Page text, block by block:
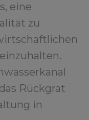
eine
zu
Rückgrat
in